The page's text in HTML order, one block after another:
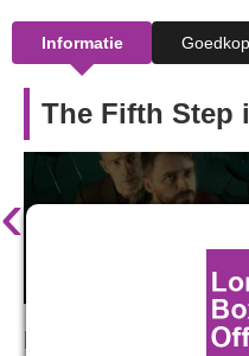
Informatie
The Fifth Step
‹
Met: